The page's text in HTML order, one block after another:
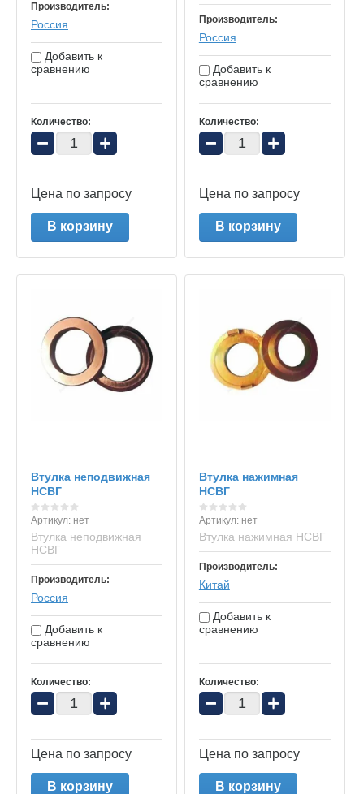
Производитель:
Россия
Добавить к
сравнению
Количество:
− +
Цена по запросу
В корзину
Производитель:
Россия
Добавить к
сравнению
Количество:
− +
Цена по запросу
В корзину
Втулка неподвижная
НСВГ
Артикул: нет
Втулка неподвижная
НСВГ
Производитель:
Россия
Добавить к
сравнению
Количество:
− +
Цена по запросу
В корзину
Втулка нажимная
НСВГ
Артикул:нет
Втулка нажимная НСВГ
Производитель:
Китай
Добавить к
сравнению
Количество:
− +
Цена по запросу
В корзину